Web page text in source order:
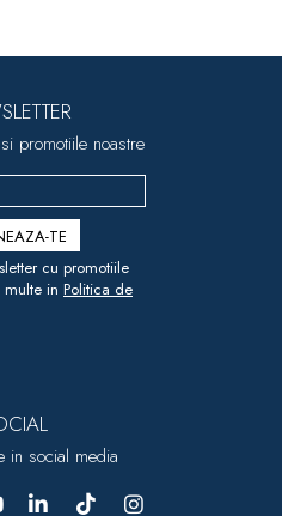
promotiile noastre
cu promotiile
in Politica de
in social media